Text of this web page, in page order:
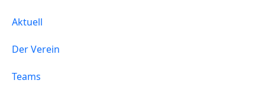
Aktuell
Der Verein
Teams